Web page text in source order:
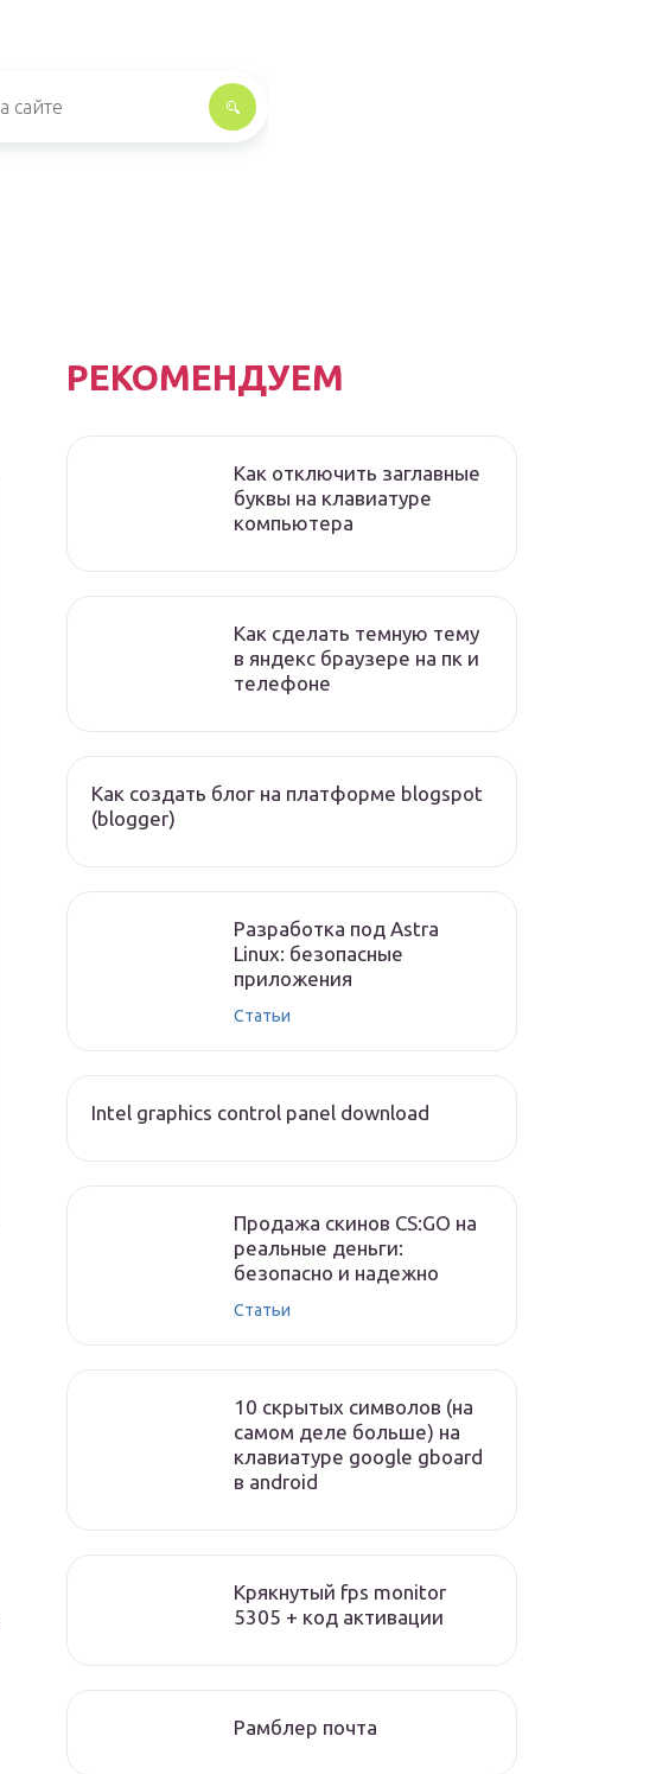
РЕКОМЕНДУЕМ
Как отключить заглавные
буквы на клавиатуре
компьютера
Как сделать темную тему
в яндекс браузере на пк и
телефоне
Как создать блог на платформе blogspot
(blogger)
Разработка под Astra
Linux: безопасные
приложения
Статьи
Intel graphics control panel download
Продажа скинов CS:GO на
реальные деньги:
безопасно и надежно
Статьи
10 скрытых символов (на
самом деле больше) на
клавиатуре google gboard
в android
Крякнутый fps monitor
5305 + код активации
Рамблер почта